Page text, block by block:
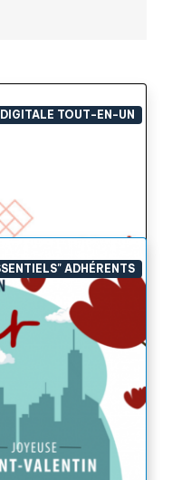
TOUT-EN-UN
tout-en-un
ADHÉRENTS